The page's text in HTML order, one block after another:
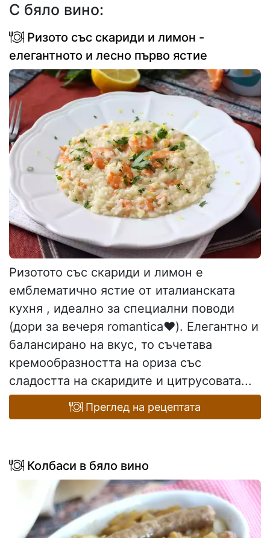
С бяло вино:
Ризото със скариди и лимон -
елегантното и лесно първо ястие
Ризотото със скариди и лимон е
емблематично ястие от италианската
кухня , идеално за специални поводи
(дори за вечеря romantica❤️). Елегантно и
балансирано на вкус, то съчетава
кремообразността на ориза със
сладостта на скаридите и цитрусовата...
Преглед на рецептата
Колбаси в бяло вино